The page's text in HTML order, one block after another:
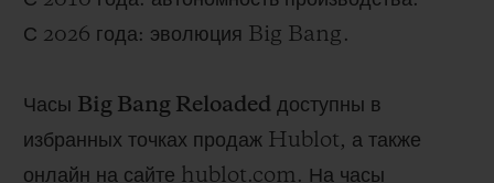
С 2026 года: эволюция Big Bang.
Часы Big Bang Reloaded доступны в
избранных точках продаж Hublot, а также
онлайн на сайте hublot.com. На часы